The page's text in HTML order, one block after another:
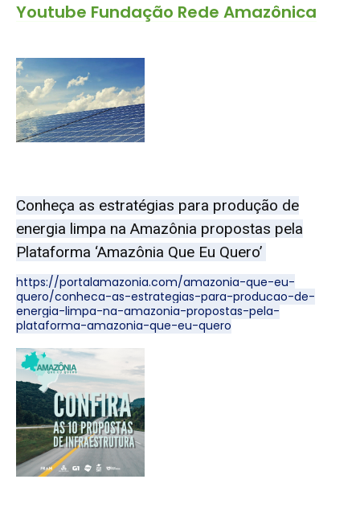
Youtube Fundação Rede Amazônica
Conheça as estratégias para produção de
energia limpa na Amazônia propostas pela
Plataforma ‘Amazônia Que Eu Quero’
https://portalamazonia.com/amazonia-que-eu-
quero/conheca-as-estrategias-para-producao-de-
energia-limpa-na-amazonia-propostas-pela-
plataforma-amazonia-que-eu-quero